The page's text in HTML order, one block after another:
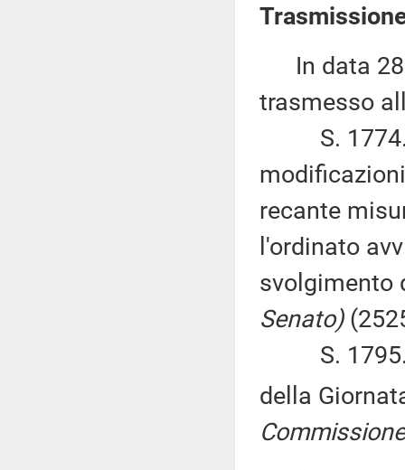
In data 28
trasmesso
S. 1774. –
recante
l'ordinato
svolgimento
Senato)
S. 1795. –
della